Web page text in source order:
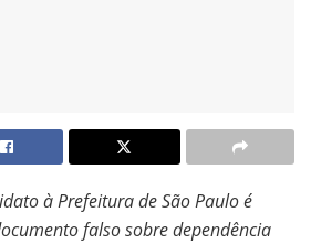
à Prefeitura de São Paulo é
falso sobre dependência